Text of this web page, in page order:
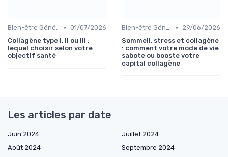
Bien-être Général • 01/07/2026
Collagène type I, II ou III :
lequel choisir selon votre
objectif santé
Bien-être Général •
29/06/2026
Sommeil, stress et collagène
: comment votre mode de vie
sabote ou booste votre
capital collagène
Les articles par date
Juin 2024
Juillet 2024
Août 2024
Septembre 2024